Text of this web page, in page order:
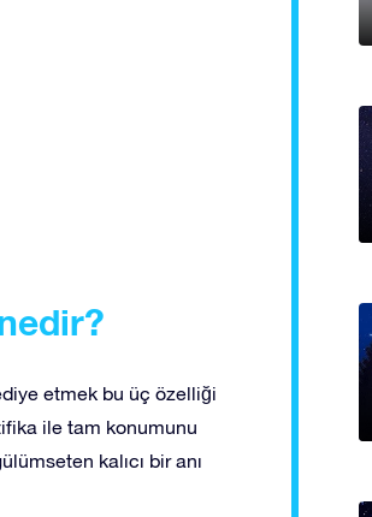
etmek bu üç özelliği
ile tam konumunu
kalıcı bir anı